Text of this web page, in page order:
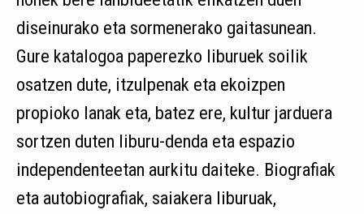
diseinurako eta sormenerako gaitasunean.
Gure katalogoa paperezko liburuek soilik
osatzen dute, itzulpenak eta ekoizpen
propioko lanak eta, batez ere, kultur jarduera
sortzen duten liburu-denda eta espazio
independenteetan aurkitu daiteke. Biografiak
eta autobiografiak, saiakera liburuak,